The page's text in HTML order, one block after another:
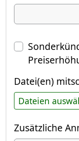
Datum
Datei(en)
Dateien
Zusätzliche